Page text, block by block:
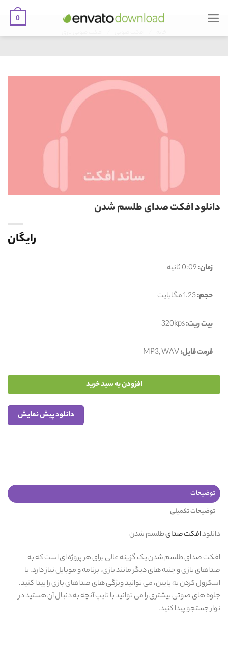
Skip
to
0
/
/
دانلود افکت صدای طلسم شدن
رایگان
زمان:0:09 ثانیه
حجم:1.23 مگابایت
بیت ریت:320kps
فرمت فایل:MP3, WAV
افزودن به سبد خرید
دانلود پیش نمایش
توضیحات
توضیحات تکمیلی
دانلودافکت صدایطلسم شدن
افکت صدای طلسم شدن یک گزینه عالی برای هر پروژه ای است که به
صداهای بازی و جنبه های دیگر مانند بازی، برنامه و موبایل نیاز دارد. با
اسکرول کردن به پایین، می توانید ویژگی های صداهای بازی را پیدا کنید.
جلوه های صوتی بیشتری را می توانید با تایپ آنچه به دنبال آن هستید در
نوار جستجو پیدا کنید.